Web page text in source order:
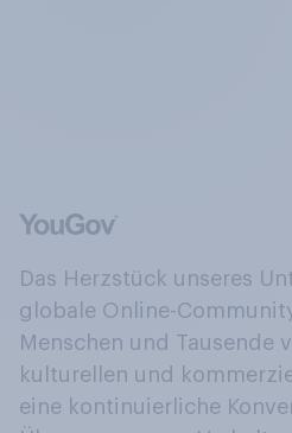
Das Herzstück unseres
globale Online-
Menschen und Tausende
kulturellen und
eine kontinuierliche